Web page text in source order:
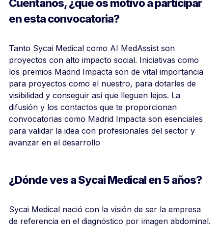
Cuéntanos, ¿qué os motivó a participar
en esta convocatoria?
Tanto Sycai Medical como AI MedAssist son
proyectos con alto impacto social. Iniciativas como
los premios Madrid Impacta son de vital importancia
para proyectos como el nuestro, para dotarles de
visibilidad y conseguir así que lleguen lejos. La
difusión y los contactos que te proporcionan
convocatorias como Madrid Impacta son esenciales
para validar la idea con profesionales del sector y
avanzar en el desarrollo
¿Dónde ves a Sycai Medical en 5 años?
Sycai Medical nació con la visión de ser la empresa
de referencia en el diagnóstico por imagen abdominal.